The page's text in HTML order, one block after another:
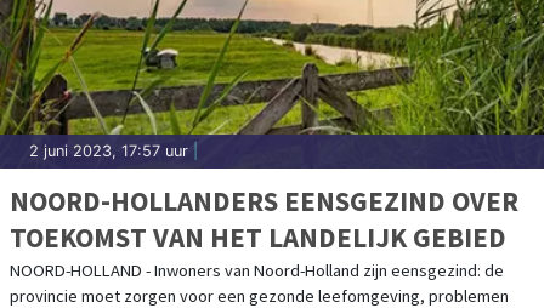
2 juni 2023, 17:57 uur
NOORD-HOLLANDERS EENSGEZIND OVER
TOEKOMST VAN HET LANDELIJK GEBIED
NOORD-HOLLAND - Inwoners van Noord-Holland zijn eensgezind: de
provincie moet zorgen voor een gezonde leefomgeving, problemen